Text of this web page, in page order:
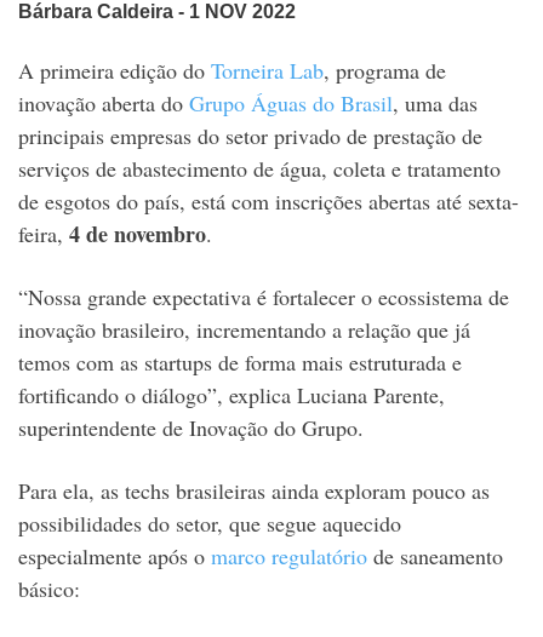
Bárbara Caldeira - 1 NOV 2022
A primeira edição do Torneira Lab, programa de
inovação aberta do Grupo Águas do Brasil, uma das
principais empresas do setor privado de prestação de
serviços de abastecimento de água, coleta e tratamento
de esgotos do país, está com inscrições abertas até sexta-
feira, 4 de novembro.
“Nossa grande expectativa é fortalecer o ecossistema de
inovação brasileiro, incrementando a relação que já
temos com as startups de forma mais estruturada e
fortificando o diálogo”, explica Luciana Parente,
superintendente de Inovação do Grupo.
Para ela, as techs brasileiras ainda exploram pouco as
possibilidades do setor, que segue aquecido
especialmente após o marco regulatório de saneamento
básico: